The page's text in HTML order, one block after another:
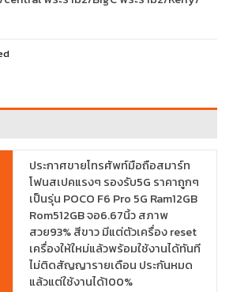
ประกาศขายโทรศัพท์มือถือสมาร์ท
โฟนสเปคแรงๆ รองรับ5G ราคาถูกๆ
เป็นรุ่น POCO F6 Pro 5G Ram12GB
Rom512GB จอ6.67นิ้ว สภาพ
สวย93% สีขาว มีแต่ตัวเครื่อง reset
เครื่องให้ใหม่แล้วพร้อมใช้งานได้ทันที
ไม่ติดสัญญารายเดือน ประกันหมด
แล้วแต่ใช้งานได้100%